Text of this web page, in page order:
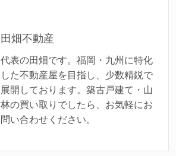
田畑不動産
代表の田畑です。福岡・九州に特化
した不動産屋を目指し、少数精鋭で
展開しております。築古戸建て・山
林の買い取りでしたら、お気軽にお
問い合わせください。